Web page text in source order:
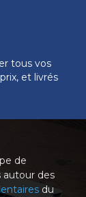
tous vos
et livrés
de
autour des
du